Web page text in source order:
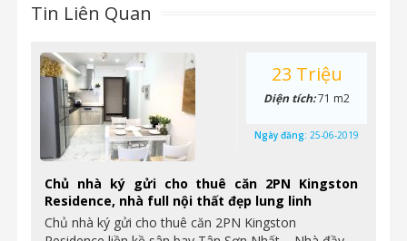
Tin Liên Quan
Chủ nhà ký gửi cho thuê căn 2PN Kingston
Residence, nhà full nội thất đẹp lung linh
Chủ nhà ký gửi cho thuê căn 2PN Kingston
23 Triệu
Diện tích:71 m2
Ngày đăng: 25-06-2019